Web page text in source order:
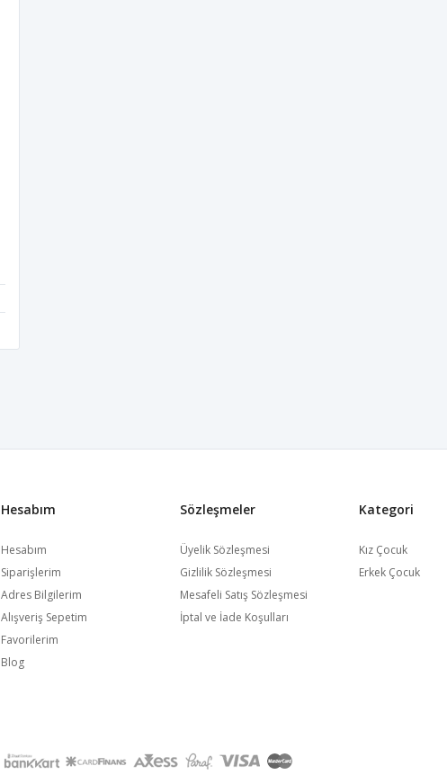
Hesabım
Hesabım
Siparişlerim
Adres Bilgilerim
Alışveriş Sepetim
Favorilerim
Blog
Sözleşmeler
Üyelik Sözleşmesi
Gizlilik Sözleşmesi
Mesafeli Satış Sözleşmesi
İptal ve İade Koşulları
Kategori
Kız Çocuk
Erkek Çocuk